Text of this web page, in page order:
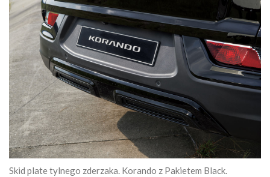
Skid plate tylnego zderzaka. Korando z Pakietem Black.